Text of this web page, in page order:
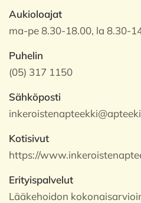
Aukioloajat
ma-pe 8.30-18.00, la 8.30-
Puhelin
(05) 317 1150
Sähköposti
Kotisivut
https://
Erityispalvelut
Lääkehoidon